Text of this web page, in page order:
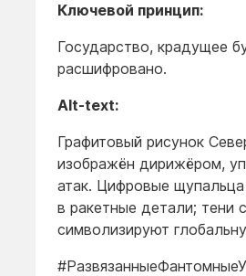
Ключевой принцип:
Государство, крадущее
расшифровано.
Alt-text:
Графитовый рисунок
изображён дирижёром,
атак. Цифровые
в ракетные детали; тени
символизируют